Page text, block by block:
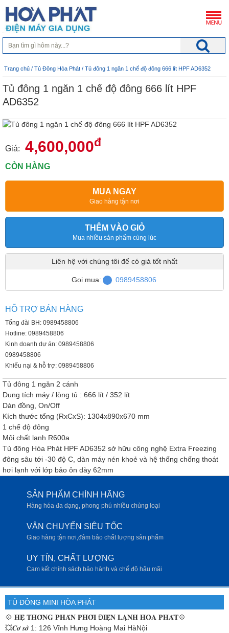
Trang chủ / Tủ Đông Hòa Phát / Tủ đông 1 ngăn 1 chế độ đông 666 lít HPF AD6352
Tủ đông 1 ngăn 1 chế độ đông 666 lít HPF
AD6352
Giá: 4,600,000đ
CÒN HÀNG
MUA NGAY
Giao hàng tận nơi
THÊM VÀO GIỎ
Mua nhiều sản phẩm cùng lúc
Liên hệ với chúng tôi để có giá tốt nhất
Gọi mua: 0989458806
HỖ TRỢ BÁN HÀNG
Tổng đài BH: 0989458806
Hotline: 0989458806
Kinh doanh dự án: 0989458806
0989458806
Khiếu nại & hỗ trợ: 0989458806
Tủ đông 1 ngăn 2 cánh
Dung tích máy / lòng tủ : 666 lít / 352 lít
Dàn đồng, On/Off
Kích thước tổng (RxCxS): 1304x890x670 mm
1 chế độ đông
Môi chất lạnh R600a
Tủ đông Hòa Phát HPF AD6352 sở hữu công nghệ Extra Freezing
đông sâu tới -30 độ C, dàn máy nén khoẻ và hệ thống chống thoát
hơi lạnh với lớp bảo ôn dày 62mm
SẢN PHẨM CHÍNH HÃNG
Hàng hóa đa dạng, phong phú nhiều chủng loại
VẬN CHUYỂN SIÊU TỐC
Giao hàng tận nơi,đảm bảo chất lượng sản phẩm
UY TÍN, CHẤT LƯỢNG
Cam kết chính sách bảo hành và chế độ hậu mãi
TỦ ĐÔNG MINI HÒA PHÁT
💠 𝐇𝐄̣̂ 𝐓𝐇𝐎̂́𝐍𝐆 𝐏𝐇𝐀̂𝐍 𝐏𝐇𝐎̂́𝐈 Đ𝐈𝐄̣̂𝐍 𝐋𝐀̣𝐍𝐇 𝐇𝐎̀𝐀 𝐏𝐇𝐀́𝐓💠
💥𝑪𝒐̛ 𝒔𝒐̛̉ 1: 126 Vĩnh Hưng Hoàng Mai HàNội